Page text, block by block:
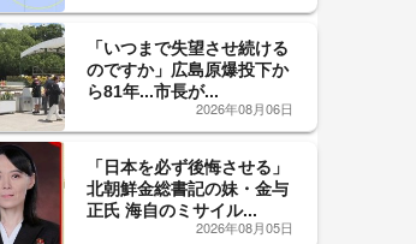
「いつまで失望させ続ける
のですか」広島原爆投下か
ら81年...市長が...
2026年08月06日
「日本を必ず後悔させる」
北朝鮮金総書記の妹・金与
正氏 海自のミサイル...
2026年08月05日